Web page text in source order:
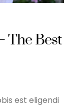
The Best
est eligendi